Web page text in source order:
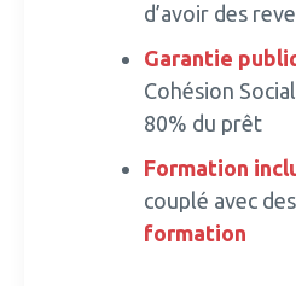
d’avoir des
Garantie
Cohésion
80% du prêt
Formation
couplé avec
formation